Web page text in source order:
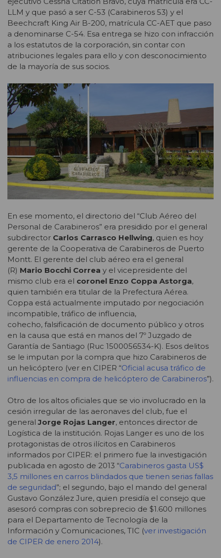
LLM y que pasó a ser C-53 (Carabineros 53) y el
Beechcraft King Air B-200, matrícula CC-AET que paso
a denominarse C-54. Esa entrega se hizo con infracción
a los estatutos de la corporación, sin contar con
atribuciones legales para ello y con desconocimiento
de la mayoría de sus socios.
En ese momento, el directorio del “Club Aéreo del
Personal de Carabineros” era presidido por el general
subdirector Carlos Carrasco Hellwing, quien es hoy
gerente de la Cooperativa de Carabineros de Puerto
Montt. El gerente del club aéreo era el general
(R) Mario Bocchi Correa y el vicepresidente del
mismo club era el coronel Enzo Coppa Astorga,
quien también era titular de la Prefectura Aérea.
Coppa está actualmente imputado por negociación
incompatible, tráfico de influencia,
cohecho, falsificación de documento público y otros
en la causa que está en manos del 7º Juzgado de
Garantía de Santiago (Ruc 1500056534-K). Esos delitos
se le imputan por la compra que hizo Carabineros de
un helicóptero (ver en CIPER “Oficial acusa tráfico de
influencias en compra de helicóptero de Carabineros”).
Otro de los altos oficiales que se vio involucrado en la
cesión irregular de las aeronaves del club, fue el
generalJorge Rojas Langer, entonces director de
Logística de la institución. Rojas Langer es uno de los
protagonistas de otros ilícitos en Carabineros
informados por CIPER: el primero fue la investigación
publicada en agosto de 2013 “Carabineros gasta US$
3,5 millones en carros blindados que tienen serias fallas
de seguridad”; el segundo, bajo el mando del general
Gustavo González Jure, quien presidía el consejo que
asesoró compras con sobreprecio de $1.600 millones
para el Departamento de Tecnología de la
Información y Comunicaciones, TIC (ver investigación
de CIPER de enero 2014).